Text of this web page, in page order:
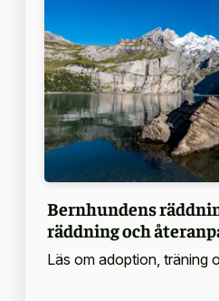
Bernhundens
räddning och
Läs om adoption, träning